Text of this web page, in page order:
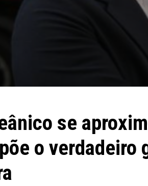
se
o verdadeiro